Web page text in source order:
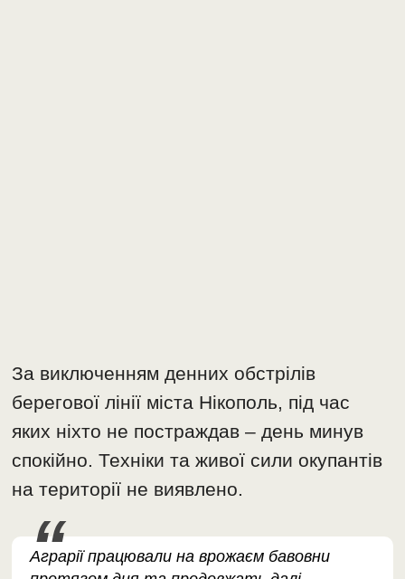
За виключенням денних обстрілів
берегової лінії міста Нікополь, під час
яких ніхто не постраждав – день минув
спокійно. Техніки та живої сили окупантів
на території не виявлено.
Аграрії працювали на врожаєм бавовни